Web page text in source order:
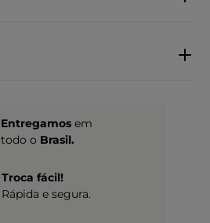
Entregamosem
todo o Brasil.
Troca fácil!
Rápida e segura.